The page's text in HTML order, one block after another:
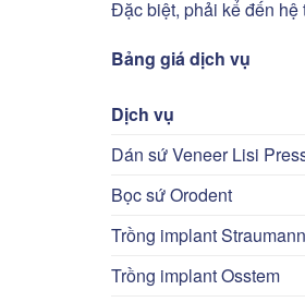
Đặc biệt, phải kể đến hệ
Bảng giá dịch vụ
Dịch vụ
Dán sứ Veneer Lisi
Bọc sứ Orodent
Trồng implant Straumann
Trồng implant Osstem